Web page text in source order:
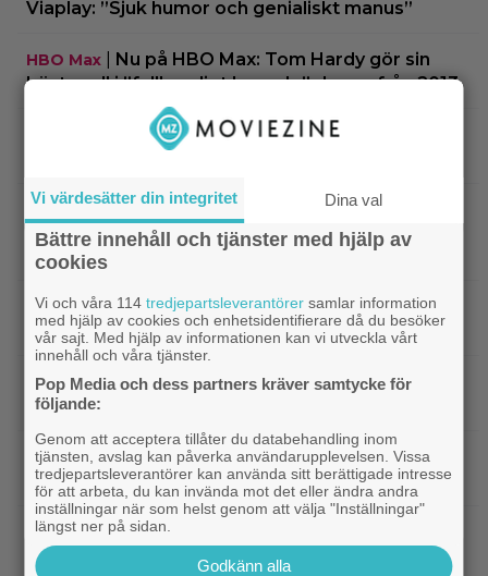
Viaplay: ”Sjuk humor och genialiskt manus”
HBO Max
Nu på HBO Max: Tom Hardy gör sin
bästa roll i ”fullkomligt lysande” drama från 2013
|Kvällens tv-tips: Du kan inte ana
Christopher Nolan|På tv ikväll: En av Nolans
bästa filmer fyller 20 – gick nästan till en annan
regissör
TV-spel|På tv ikväll: Edward Norton gjorde sin
hyllade filmdebut i denna skarpa thriller
Fantasy|Sista säsongen av ”The Witcher”
försenas – släpps 2027
Netflix| Nu på Netflix: Tidlös krigsklassiker från
1961 fick fullpott
Klassiker|”Hajen” i topp när Empires läsare
korar tidernas 100 bästa filmer
Vi värdesätter din integritet Dina val
Bättre innehåll och tjänster med hjälp av
cookies
Vi och våra 114tredjepartsleverantörer samlar information
med hjälp av cookies och enhetsidentifierare då du besöker
vår sajt. Med hjälp av informationen kan vi utveckla vårt
innehåll och våra tjänster.
Pop Media och dess partners kräver samtycke för
följande:
Genom att acceptera tillåter du databehandling inom
tjänsten, avslag kan påverka användarupplevelsen. Vissa
tredjepartsleverantörer kan använda sitt berättigade intresse
för att arbeta, du kan invända mot det eller ändra andra
inställningar när som helst genom att välja "Inställningar"
längst ner på sidan.
Godkänn alla